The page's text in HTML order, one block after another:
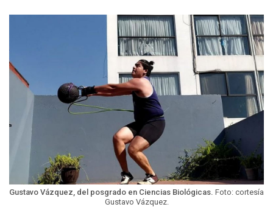
Gustavo Vázquez, del posgrado en Ciencias Biológicas. Foto: cortesía
Gustavo Vázquez.